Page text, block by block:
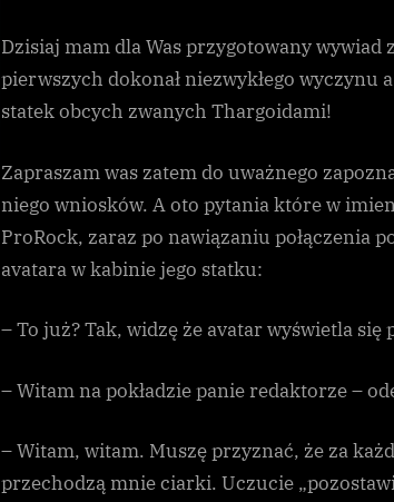
Dzisiaj mam dla Was przygotowany
pierwszych dokonał niezwykłego wyczynu
statek obcych zwanych Thargoidami!
Zapraszam was zatem do uważnego
niego wniosków. A oto pytania które w
ProRock, zaraz po nawiązaniu połączenia
avatara w kabinie jego statku:
– To już? Tak, widzę że avatar wyświetla
– Witam na pokładzie panie redaktorze –
– Witam, witam. Muszę przyznać, że za
przechodzą mnie ciarki. Uczucie